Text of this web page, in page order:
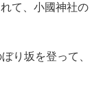
て、小國神社の
り坂を登って、